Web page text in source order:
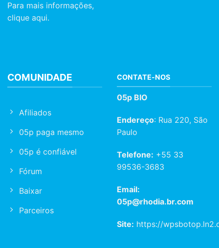
Para mais informações,
clique aqui.
COMUNIDADE
Afiliados
05p paga mesmo
05p é confiável
Fórum
Baixar
Parceiros
CONTATE-NOS
05p BIO
Endereço: Rua 220, São
Paulo
Telefone: +55 33
99536-3683
Email:
05p@rhodia.br.com
Site: https://